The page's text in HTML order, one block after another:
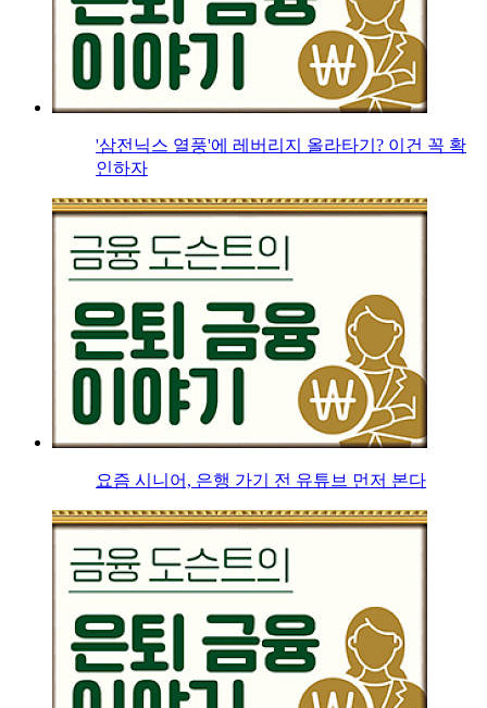
'삼전닉스 열풍'에 레버리지 올라타기? 이건 꼭 확
인하자
요즘 시니어, 은행 가기 전 유튜브 먼저 본다